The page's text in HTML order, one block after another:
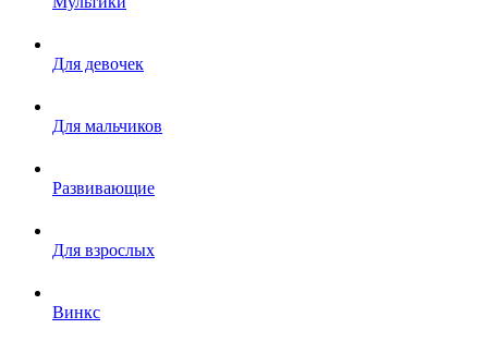
Для девочек
Для мальчиков
Развивающие
Для взрослых
Винкс